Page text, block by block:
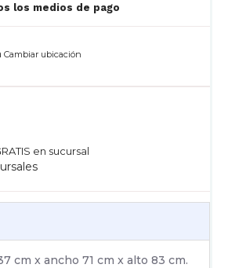
cm x ancho 71 cm x alto 83 cm.
Cambiar ubicación
en sucursal
Ver cuotas y todos los medios de pago